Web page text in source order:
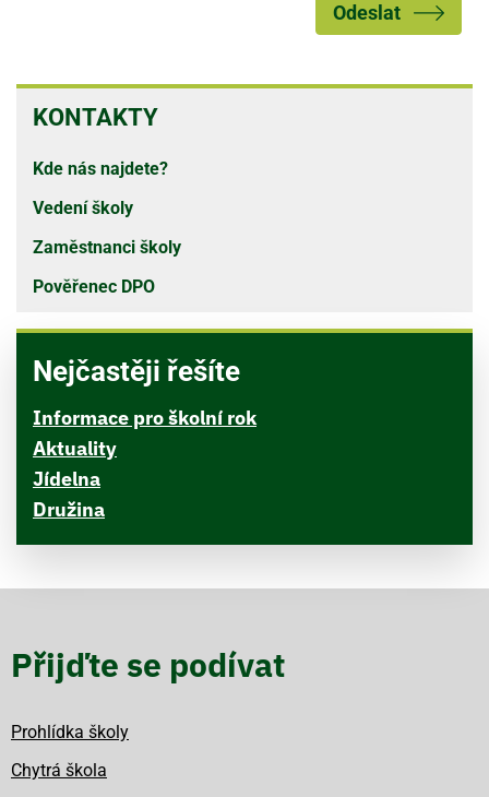
KONTAKTY
KONTAKTY
Kde nás najdete?
Vedení školy
Zaměstnanci školy
Pověřenec DPO
Nejčastěji řešíte
Informace pro školní rok
Aktuality
Jídelna
Družina
Odeslat
Přijďte se podívat
Prohlídka školy
Chytrá škola